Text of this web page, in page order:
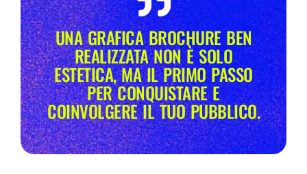
UNA GRAFICA BROCHURE BEN
REALIZZATA NON È SOLO
ESTETICA, MA IL PRIMO PASSO
PER CONQUISTARE E
COINVOLGERE IL TUO PUBBLICO.